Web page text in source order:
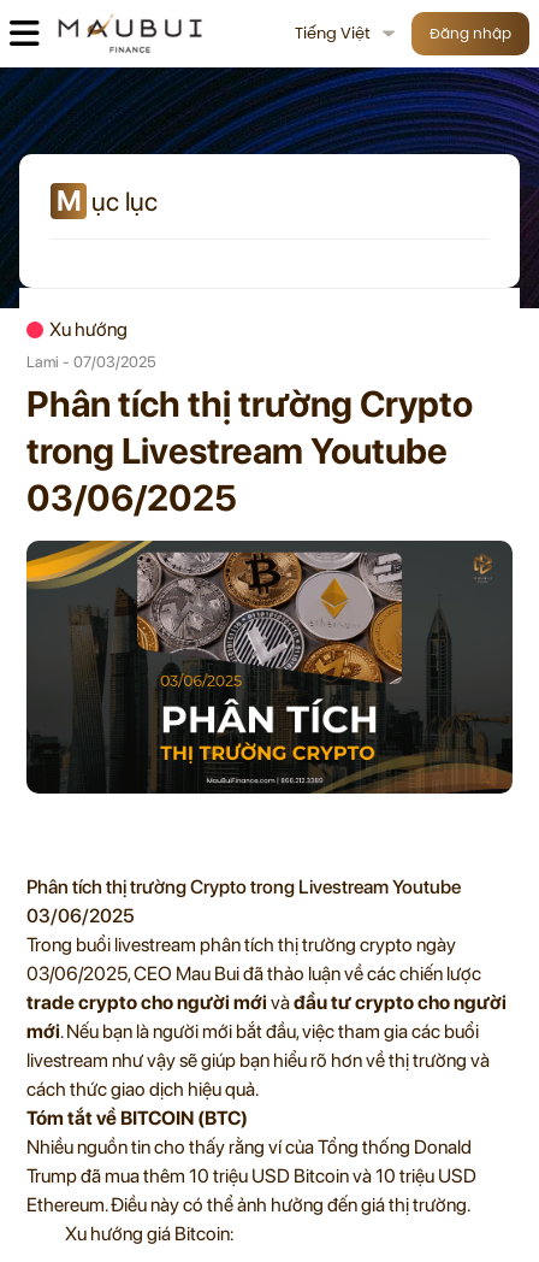
Tiếng Việt Đăng nhập
M ục lục
Xu hướng
Lami - 07/03/2025
Phân tích thị trường Crypto
trong Livestream Youtube
03/06/2025
Phân tích thị trường Crypto trong Livestream Youtube
03/06/2025
Trong buổi livestream phân tích thị trường crypto ngày
03/06/2025, CEO Mau Bui đã thảo luận về các chiến lược
trade crypto cho người mới vàđầu tư crypto cho người
mới. Nếu bạn là người mới bắt đầu, việc tham gia các buổi
livestream như vậy sẽ giúp bạn hiểu rõ hơn về thị trường và
cách thức giao dịch hiệu quả.
Tóm tắt về BITCOIN (BTC)
Nhiều nguồn tin cho thấy rằng ví của Tổng thống Donald
Trump đã mua thêm 10 triệu USD Bitcoin và 10 triệu USD
Ethereum. Điều này có thể ảnh hưởng đến giá thị trường.
Xu hướng giá Bitcoin: